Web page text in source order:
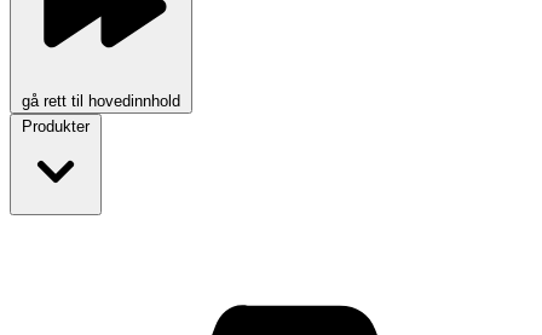
gå rett til hovedinnhold
Produkter